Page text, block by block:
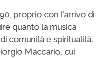
proprio con l'arrivo di
quanto la musica
comunità e spiritualità.
Maccario, cui